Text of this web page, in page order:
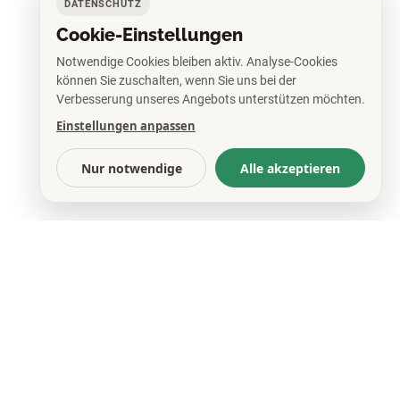
Gesundheitswesen
David Matusiewicz)
DATENSCHUTZ
Cookie-Einstellungen
Notwendige Cookies bleiben aktiv. Analyse-Cookies
können Sie zuschalten, wenn Sie uns bei der
Verbesserung unseres Angebots unterstützen möchten.
Einstellungen anpassen
Nur notwendige Alle akzeptieren